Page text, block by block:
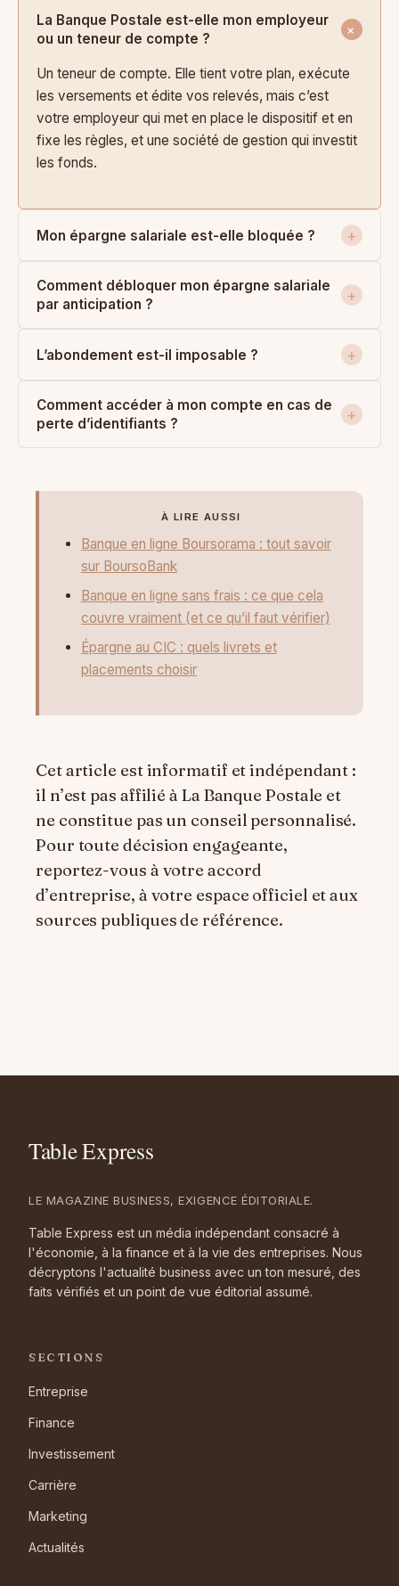
La Banque Postale est-elle mon employeur
ou un teneur de compte ?
Un teneur de compte. Elle tient votre plan, exécute
les versements et édite vos relevés, mais c’est
votre employeur qui met en place le dispositif et en
fixe les règles, et une société de gestion qui investit
les fonds.
Mon épargne salariale est-elle bloquée ?
Comment débloquer mon épargne salariale
par anticipation ?
L’abondement est-il imposable ?
Comment accéder à mon compte en cas de
perte d’identifiants ?
À LIRE AUSSI
Banque en ligne Boursorama : tout savoir
sur BoursoBank
Banque en ligne sans frais : ce que cela
couvre vraiment (et ce qu’il faut vérifier)
Épargne au CIC : quels livrets et
placements choisir
Cet article est informatif et indépendant :
il n’est pas affilié à La Banque Postale et
ne constitue pas un conseil personnalisé.
Pour toute décision engageante,
reportez-vous à votre accord
d’entreprise, à votre espace officiel et aux
sources publiques de référence.
LE MAGAZINE BUSINESS, EXIGENCE ÉDITORIALE.
Table Express est un média indépendant consacré à
l'économie, à la finance et à la vie des entreprises. Nous
décryptons l'actualité business avec un ton mesuré, des
faits vérifiés et un point de vue éditorial assumé.
SECTIONS
Entreprise
Finance
Investissement
Carrière
Marketing
Actualités